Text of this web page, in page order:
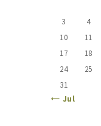
3
4
10
11
17
18
24
25
31
« Jul